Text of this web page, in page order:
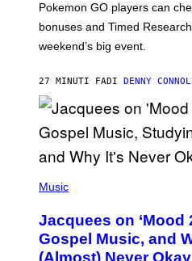
P
O
E
N
G
O
Pokemon GO players can
bonuses and Timed
weekend’s big event.
27 MINUTI FADI DENNY
P
T
O
V
I
Music
Jacquees on ‘Mood
Gospel Music, and
(Almost) Never